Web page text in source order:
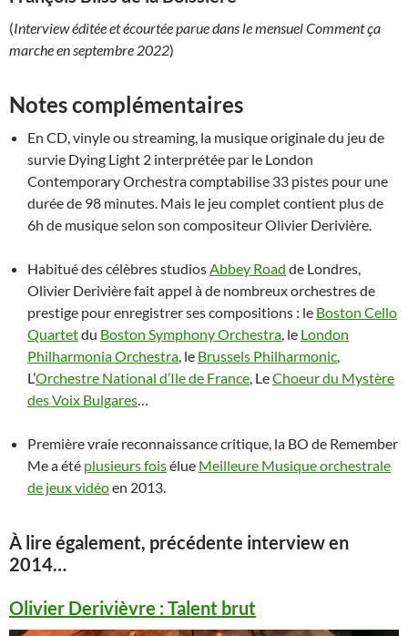
(Interview éditée et écourtée parue dans le mensuel Comment ça
marche en septembre 2022)
Notes complémentaires
En CD, vinyle ou streaming, la musique originale du jeu de
survie Dying Light 2 interprétée par le London
Contemporary Orchestra comptabilise 33 pistes pour une
durée de 98 minutes. Mais le jeu complet contient plus de
6h de musique selon son compositeur Olivier Derivière.
Habitué des célèbres studiosAbbey Road de Londres,
Olivier Derivière fait appel à de nombreux orchestres de
prestige pour enregistrer ses compositions : le Boston Cello
Quartetdu Boston Symphony Orchestra, le London
Philharmonia Orchestra, le Brussels Philharmonic,
L’Orchestre National d’Ile de France, LeChoeur du Mystère
des Voix Bulgares…
Première vraie reconnaissance critique, la BO de Remember
Me a été plusieurs foisélue Meilleure Musique orchestrale
de jeux vidéoen 2013.
À lire également, précédente interview en
2014…
Olivier Derivièvre : Talent brut